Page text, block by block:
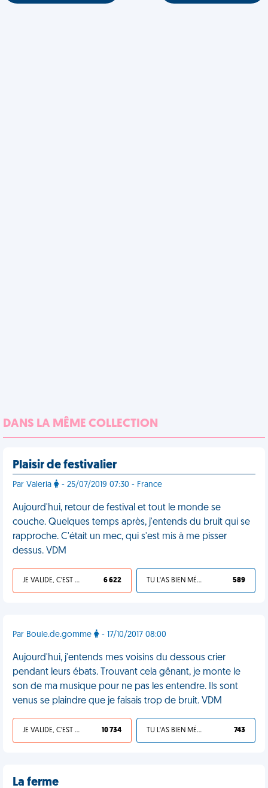
DANS LA MÊME COLLECTION
Plaisir de festivalier
Par Valeria - 25/07/2019 07:30 - France
Aujourd'hui, retour de festival et tout le monde se
couche. Quelques temps après, j'entends du bruit qui se
rapproche. C'était un mec, qui s'est mis à me pisser
dessus. VDM
JE VALIDE, C'EST UNE VDM 6 622 TU L'AS BIEN MÉRITÉ 589
Par Boule.de.gomme - 17/10/2017 08:00
Aujourd'hui, j'entends mes voisins du dessous crier
pendant leurs ébats. Trouvant cela gênant, je monte le
son de ma musique pour ne pas les entendre. Ils sont
venus se plaindre que je faisais trop de bruit. VDM
JE VALIDE, C'EST UNE VDM 10 734 TU L'AS BIEN MÉRITÉ 743
La ferme